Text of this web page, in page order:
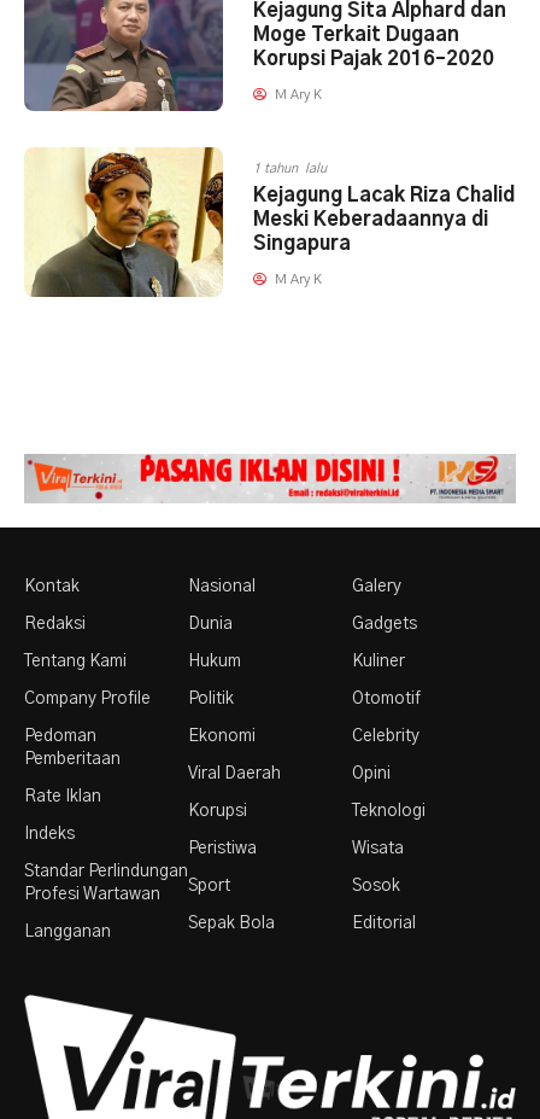
Kejagung Sita Alphard dan
Moge Terkait Dugaan
Korupsi Pajak 2016–2020
M Ary K
1 tahun lalu
Kejagung Lacak Riza Chalid
Meski Keberadaannya di
Singapura
M Ary K
Kontak
Redaksi
Tentang Kami
Company Profile
Pedoman
Pemberitaan
Rate Iklan
Indeks
Standar Perlindungan
Profesi Wartawan
Langganan
Nasional
Dunia
Hukum
Politik
Ekonomi
Viral Daerah
Korupsi
Peristiwa
Sport
Sepak Bola
Galery
Gadgets
Kuliner
Otomotif
Celebrity
Opini
Teknologi
Wisata
Sosok
Editorial